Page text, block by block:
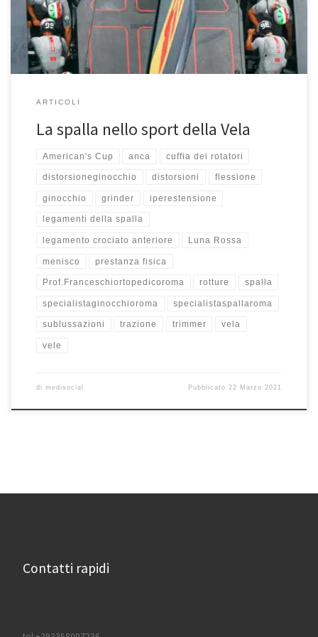
fisica e scioltezza nell’eseguire i vari ruoli […]
ARTICOLI
La spalla nello sport della Vela
American's Cup anca cuffia dei rotatori
distorsioneginocchio distorsioni flessione
ginocchio grinder iperestensione
legamenti della spalla
legamento crociato anteriore Luna Rossa
menisco prestanza fisica
Prof.Franceschiortopedicoroma rotture spalla
specialistaginocchioroma specialistaspallaroma
sublussazioni trazione trimmer vela
vele
di medisocial Pubblicato 22 Marzo 2021
Contatti rapidi